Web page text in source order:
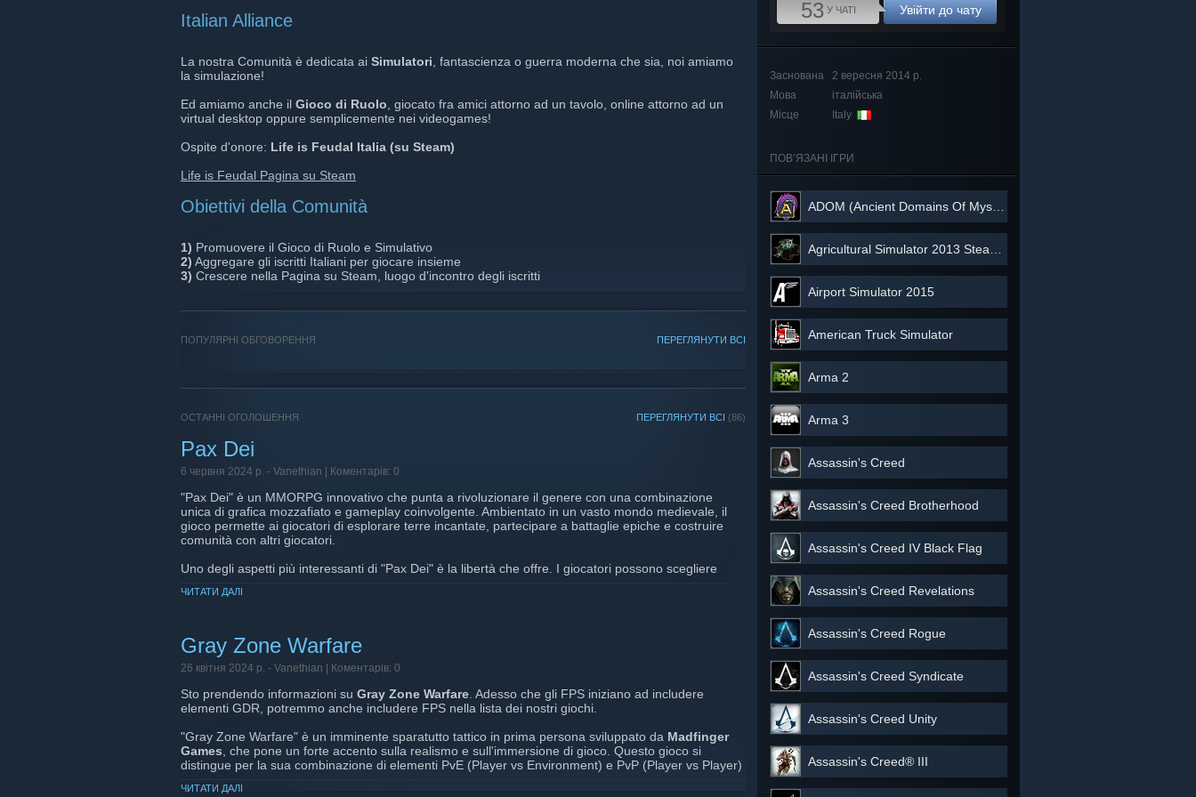
Italian Alliance
La nostra Comunità è dedicata ai Simulatori , fantascienza o guerra moderna che sia, noi amiamo
la simulazione!
Ed amiamo anche il Gioco di Ruolo , giocato fra amici attorno ad un tavolo, online attorno ad un
virtual desktop oppure semplicemente nei videogames!
Ospite d'onore: Life is Feudal Italia (su Steam)
Life is Feudal Pagina su Steam
Obiettivi della Comunità
1) Promuovere il Gioco di Ruolo e Simulativo
2) Aggregare gli iscritti Italiani per giocare insieme
3) Crescere nella Pagina su Steam, luogo d'incontro degli iscritti
ПЕРЕГЛЯНУТИ ВСІ
ПОПУЛЯРНІ ОБГОВОРЕННЯ
ПЕРЕГЛЯНУТИ ВСІ (86)
ОСТАННІ ОГОЛОШЕННЯ
Pax Dei
6 червня 2024 р. - Vanethian | Коментарів: 0
"Pax Dei" è un MMORPG innovativo che punta a rivoluzionare il genere con una combinazione
unica di grafica mozzafiato e gameplay coinvolgente. Ambientato in un vasto mondo medievale, il
gioco permette ai giocatori di esplorare terre incantate, partecipare a battaglie epiche e costruire
comunità con altri giocatori.
Uno degli aspetti più interessanti di "Pax Dei" è la libertà che offre. I giocatori possono scegliere
società del gioco. Le meccaniche di crafting e commercio sono particolarmente ben sviluppate,
La grafica del gioco è un vero punto di forza, con paesaggi dettagliati e animazioni fluide che
rendono l'esperienza visiva estremamente piacevole. Il sistema di combattimento è dinamico e
strategico, richiedendo abilità e tattica per avere successo nelle battaglie.
In sintesi, "Pax Dei" promette di offrire un'esperienza di gioco ricca e immersiva, capace di
catturare l'attenzione sia dei veterani del genere che dei nuovi giocatori.
Non perdere l'occasione di provarlo in anteprima: l'Early Access su Steam sarà disponibile a
partire dal 18 giugno.
ЧИТАТИ ДАЛІ
Gray Zone Warfare
26 квітня 2024 р. - Vanethian | Коментарів: 0
Sto prendendo informazioni su Gray Zone Warfare . Adesso che gli FPS iniziano ad includere
elementi GDR, potremmo anche includere FPS nella lista dei nostri giochi.
"Gray Zone Warfare" è un imminente sparatutto tattico in prima persona sviluppato da Madfinger
Games , che pone un forte accento sulla realismo e sull'immersione di gioco. Questo gioco si
distingue per la sua combinazione di elementi PvE (Player vs Environment) e PvP (Player vs Player)
ЧИТАТИ ДАЛІ
53 У ЧАТІ Увійти до чату
Заснована
2 вересня 2014 р.
Мова
італійська
Місце
Italy
ПОВ’ЯЗАНІ ІГРИ
ADOM (Ancient Domains Of Mystery)
Agricultural Simulator 2013 Steam Edition
Airport Simulator 2015
American Truck Simulator
Arma 2
Arma 3
Assassin's Creed
Assassin's Creed Brotherhood
Assassin's Creed IV Black Flag
Assassin's Creed Revelations
Assassin's Creed Rogue
Assassin's Creed Syndicate
Assassin's Creed Unity
Assassin's Creed® III